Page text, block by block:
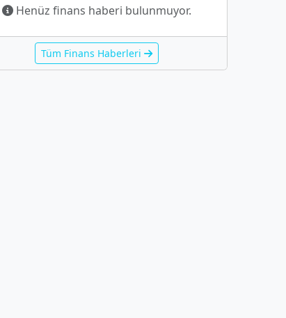
Henüz finans haberi bulunmuyor.
Tüm Finans Haberleri